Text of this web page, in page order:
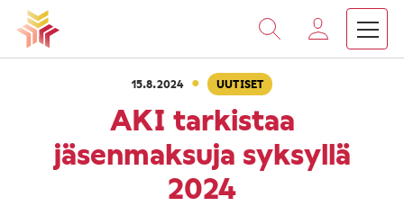
Vieritä
sisältöön
Etusivu AKI tarkistaa
15.8.2024· UUTISET
AKI tarkistaa
jäsenmaksuja syksyllä
2024